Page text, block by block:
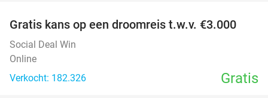
Gratis kans op een droomreis t.w.v. €3.000
Social Deal Win
Online
Verkocht: 182.326
Gratis